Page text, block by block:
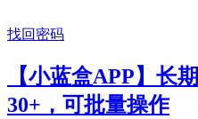
找回密码
【小蓝盒APP】长
30+，可批量操作